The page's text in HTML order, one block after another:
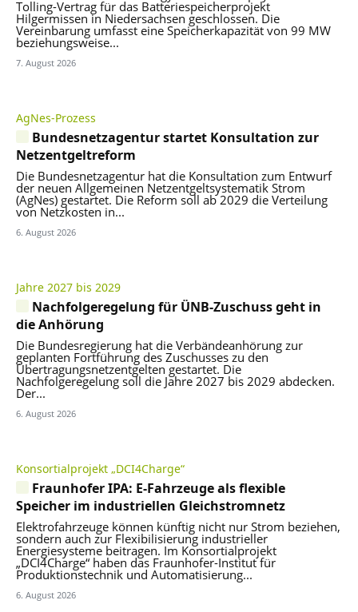
Tolling-Vertrag für das Batteriespeicherprojekt
Hilgermissen in Niedersachsen geschlossen. Die
Vereinbarung umfasst eine Speicherkapazität von 99 MW
beziehungsweise...
7. August 2026
AgNes-Prozess
Bundesnetzagentur startet Konsultation zur
Netzentgeltreform
Die Bundesnetzagentur hat die Konsultation zum Entwurf
der neuen Allgemeinen Netzentgeltsystematik Strom
(AgNes) gestartet. Die Reform soll ab 2029 die Verteilung
von Netzkosten in...
6. August 2026
Jahre 2027 bis 2029
Nachfolgeregelung für ÜNB-Zuschuss geht in
die Anhörung
Die Bundesregierung hat die Verbändeanhörung zur
geplanten Fortführung des Zuschusses zu den
Übertragungsnetzentgelten gestartet. Die
Nachfolgeregelung soll die Jahre 2027 bis 2029 abdecken.
Der...
6. August 2026
Konsortialprojekt „DCI4Charge“
Fraunhofer IPA: E-Fahrzeuge als flexible
Speicher im industriellen Gleichstromnetz
Elektrofahrzeuge können künftig nicht nur Strom beziehen,
sondern auch zur Flexibilisierung industrieller
Energiesysteme beitragen. Im Konsortialprojekt
„DCI4Charge“ haben das Fraunhofer-Institut für
Produktionstechnik und Automatisierung...
6. August 2026